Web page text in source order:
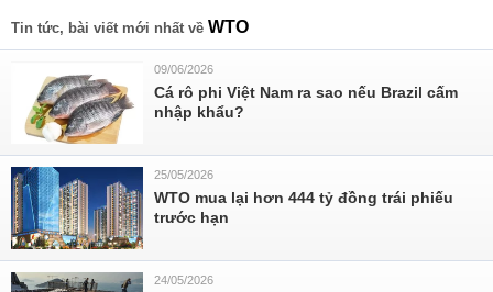
Tin tức, bài viết mới nhất về WTO
09/06/2026
Cá rô phi Việt Nam ra sao nếu Brazil cấm
nhập khẩu?
25/05/2026
WTO mua lại hơn 444 tỷ đồng trái phiếu
trước hạn
24/05/2026